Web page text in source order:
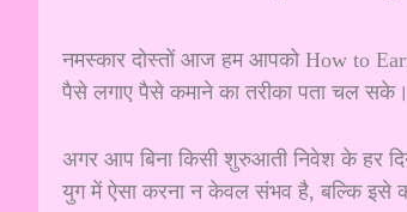
नमस्कार दोस्तों आज हम आपको How to
पैसे लगाए पैसे कमाने का तरीका पता चल
अगर आप बिना किसी शुरुआती निवेश के हर
युग में ऐसा करना न केवल संभव है, बल्कि इसे